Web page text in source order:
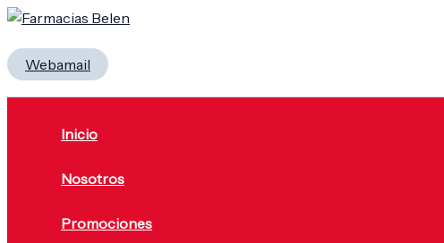
Ir
contenido
Webamail
Inicio
Nosotros
Promociones
Menú